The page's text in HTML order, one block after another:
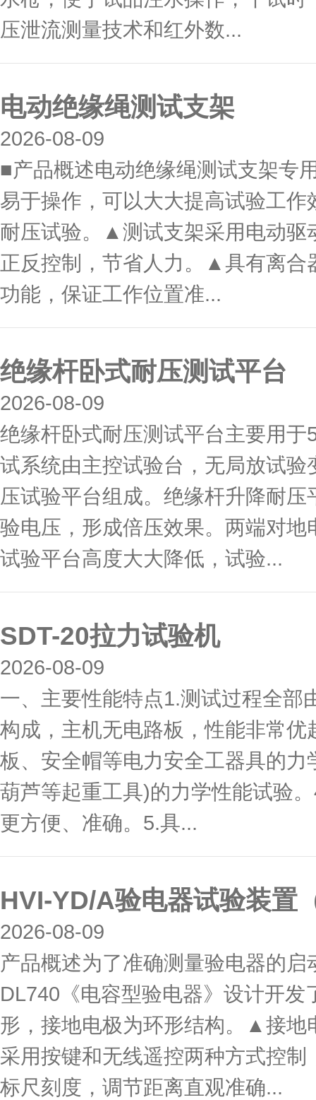
压泄流测量技术和红外数...
电动绝缘绳测试支架
2026-08-09
■产品概述电动绝缘绳测试支架专
易于操作，可以大大提高试验工
耐压试验。▲测试支架采用电动
正反控制，节省人力。▲具有离
功能，保证工作位置准...
绝缘杆卧式耐压测试平台
2026-08-09
绝缘杆卧式耐压测试平台主要用
试系统由主控试验台，无局放试
压试验平台组成。绝缘杆升降耐
验电压，形成倍压效果。两端对
试验平台高度大大降低，试验...
SDT-20拉力试验机
2026-08-09
一、主要性能特点1.测试过程全部
构成，主机无电路板，性能非常
板、安全帽等电力安全工器具的
葫芦等起重工具)的力学性能试验
更方便、准确。5.具...
HVI-YD/A验电器试验装置
2026-08-09
产品概述为了准确测量验电器的
DL740《电容型验电器》设计开
形，接地电极为环形结构。▲接
采用按键和无线遥控两种方式控
标尺刻度，调节距离直观准确...